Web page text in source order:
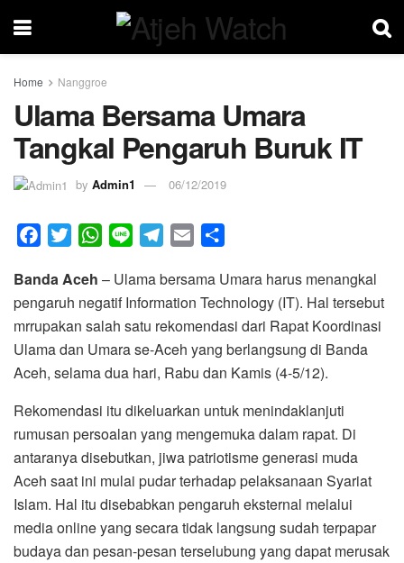
Home Nanggroe
Ulama Bersama Umara
Tangkal Pengaruh Buruk IT
by Admin1 06/12/2019
c
e
b
o
o
i
t
t
e
r
W
a
t
s
A
p
n
e
l
e
g
r
a
a
i
l
a
r
e
Banda Aceh – Ulama bersama Umara harus menangkal
pengaruh negatif Information Technology (IT). Hal tersebut
mrrupakan salah satu rekomendasi dari Rapat Koordinasi
Ulama dan Umara se-Aceh yang berlangsung di Banda
Aceh, selama dua hari, Rabu dan Kamis (4-5/12).
Rekomendasi itu dikeluarkan untuk menindaklanjuti
rumusan persoalan yang mengemuka dalam rapat. Di
antaranya disebutkan, jiwa patriotisme generasi muda
Aceh saat ini mulai pudar terhadap pelaksanaan Syariat
Islam. Hal itu disebabkan pengaruh eksternal melalui
media online yang secara tidak langsung sudah terpapar
budaya dan pesan-pesan terselubung yang dapat merusak